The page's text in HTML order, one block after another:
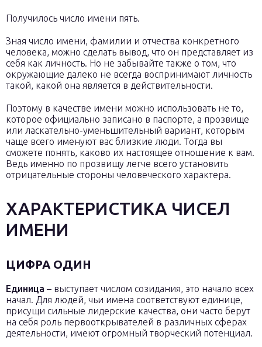
Получилось число имени пять.
Зная число имени, фамилии и отчества конкретного
человека, можно сделать вывод, что он представляет из
себя как личность. Но не забывайте также о том, что
окружающие далеко не всегда воспринимают личность
такой, какой она является в действительности.
Поэтому в качестве имени можно использовать не то,
которое официально записано в паспорте, а прозвище
или ласкательно-уменьшительный вариант, которым
чаще всего именуют вас близкие люди. Тогда вы
сможете понять, каково их настоящее отношение к вам.
Ведь именно по прозвищу легче всего установить
отрицательные стороны человеческого характера.
ХАРАКТЕРИСТИКА ЧИСЕЛ
ИМЕНИ
ЦИФРА ОДИН
Единица – выступает числом созидания, это начало всех
начал. Для людей, чьи имена соответствуют единице,
присущи сильные лидерские качества, они часто берут
на себя роль первооткрывателей в различных сферах
деятельности, имеют огромный творческий потенциал.